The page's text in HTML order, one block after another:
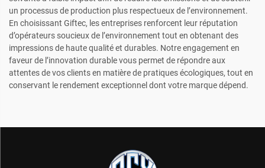
un processus de production plus respectueux de l’environnement.
En choisissant Giftec, les entreprises renforcent leur réputation
d’opérateurs soucieux de l’environnement tout en obtenant des
impressions de haute qualité et durables. Notre engagement en
faveur de l’innovation durable vous permet de répondre aux
attentes de vos clients en matière de pratiques écologiques, tout en
conservant le rendement exceptionnel dont votre marque dépend.